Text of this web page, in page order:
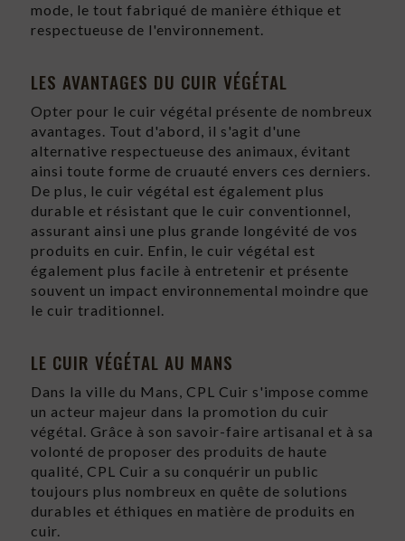
mode, le tout fabriqué de manière éthique et
respectueuse de l'environnement.
LES AVANTAGES DU CUIR VÉGÉTAL
Opter pour le cuir végétal présente de nombreux
avantages. Tout d'abord, il s'agit d'une
alternative respectueuse des animaux, évitant
ainsi toute forme de cruauté envers ces derniers.
De plus, le cuir végétal est également plus
durable et résistant que le cuir conventionnel,
assurant ainsi une plus grande longévité de vos
produits en cuir. Enfin, le cuir végétal est
également plus facile à entretenir et présente
souvent un impact environnemental moindre que
le cuir traditionnel.
LE CUIR VÉGÉTAL AU MANS
Dans la ville du Mans, CPL Cuir s'impose comme
un acteur majeur dans la promotion du cuir
végétal. Grâce à son savoir-faire artisanal et à sa
volonté de proposer des produits de haute
qualité, CPL Cuir a su conquérir un public
toujours plus nombreux en quête de solutions
durables et éthiques en matière de produits en
cuir.